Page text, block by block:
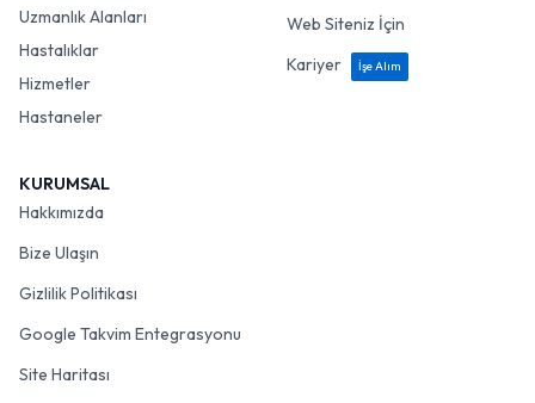
Uzmanlık Alanları
Hastalıklar
Hizmetler
Hastaneler
Web Siteniz İçin
Kariyer
İşe Alım
KURUMSAL
Hakkımızda
Bize Ulaşın
Gizlilik Politikası
Google Takvim Entegrasyonu
Site Haritası